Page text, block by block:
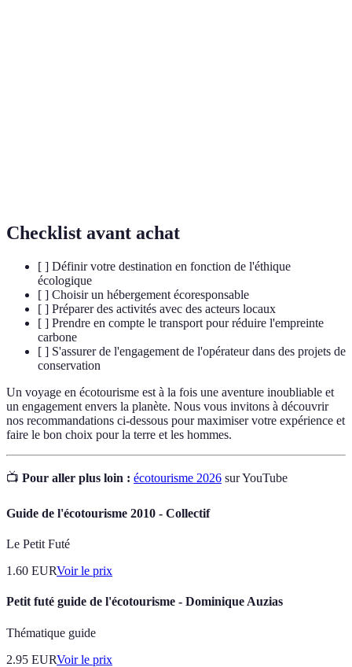
Checklist avant achat
[ ] Définir votre destination en fonction de l'éthique
écologique
[ ] Choisir un hébergement écoresponsable
[ ] Préparer des activités avec des acteurs locaux
[ ] Prendre en compte le transport pour réduire l'empreinte
carbone
[ ] S'assurer de l'engagement de l'opérateur dans des projets de
conservation
Un voyage en écotourisme est à la fois une aventure inoubliable et
un engagement envers la planète. Nous vous invitons à découvrir
nos recommandations ci-dessous pour maximiser votre expérience et
faire le bon choix pour la terre et les hommes.
📺 Pour aller plus loin : écotourisme 2026 sur YouTube
Guide de l'écotourisme 2010 - Collectif
Le Petit Futé
1.60 EURVoir le prix
Petit futé guide de l'écotourisme - Dominique Auzias
Thématique guide
2.95 EURVoir le prix